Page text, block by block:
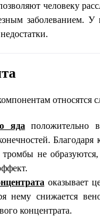
человеку
заболеванием.
относятся
яда положительно
тромбы не
оказывает
нему снижается
концентрата.